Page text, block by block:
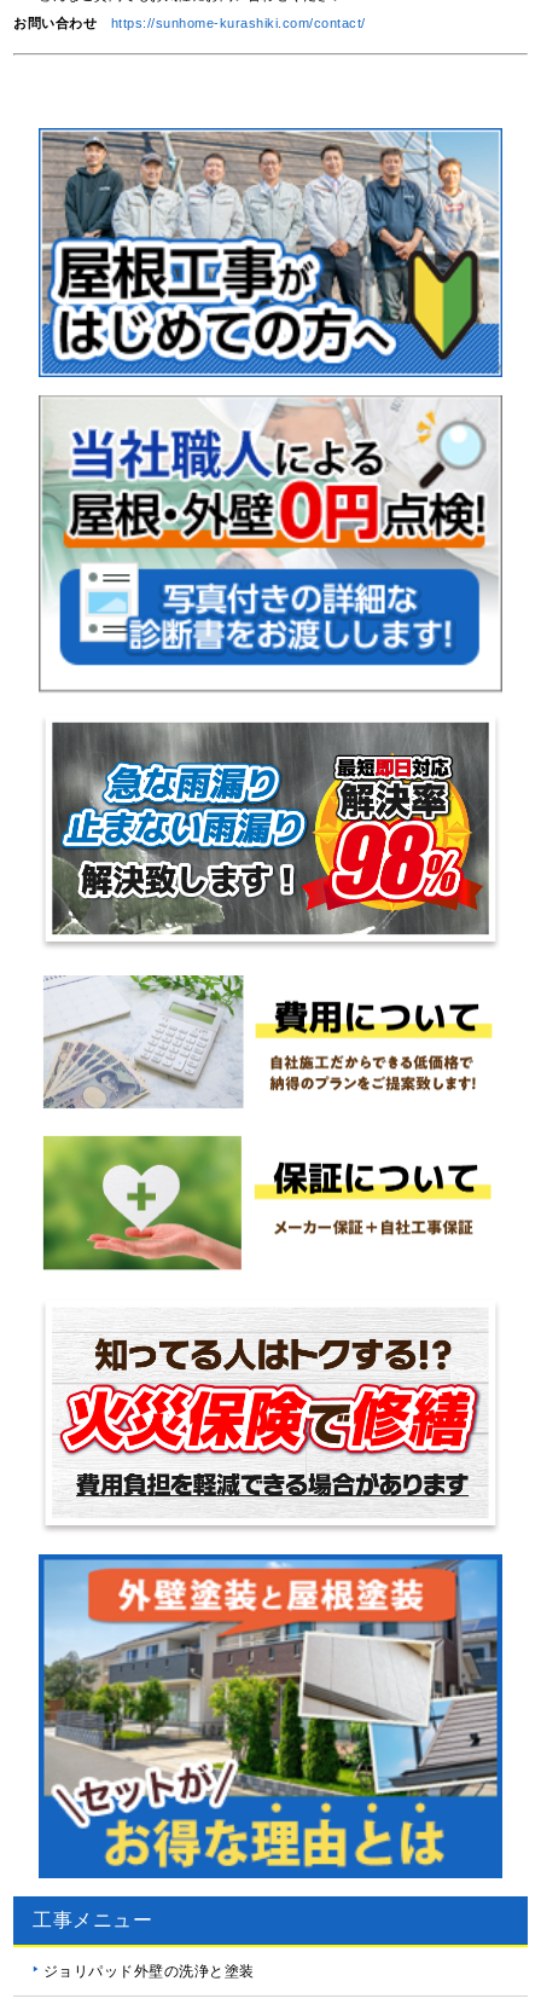
お問い合わせ
https://sunhome-kurashiki.com/contact/
工事メニュー
ジョリパッド外壁の洗浄と塗装